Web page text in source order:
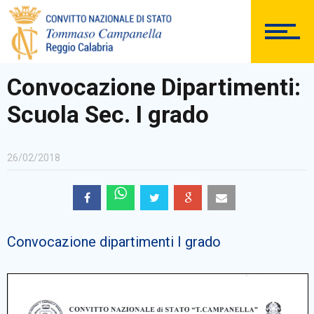
DOCUMENTAZIONE
Comunicazioni Esterne
Convocazione Dipartimenti:
Scuola Sec. I grado
26/02/2018
Convocazione dipartimenti I grado